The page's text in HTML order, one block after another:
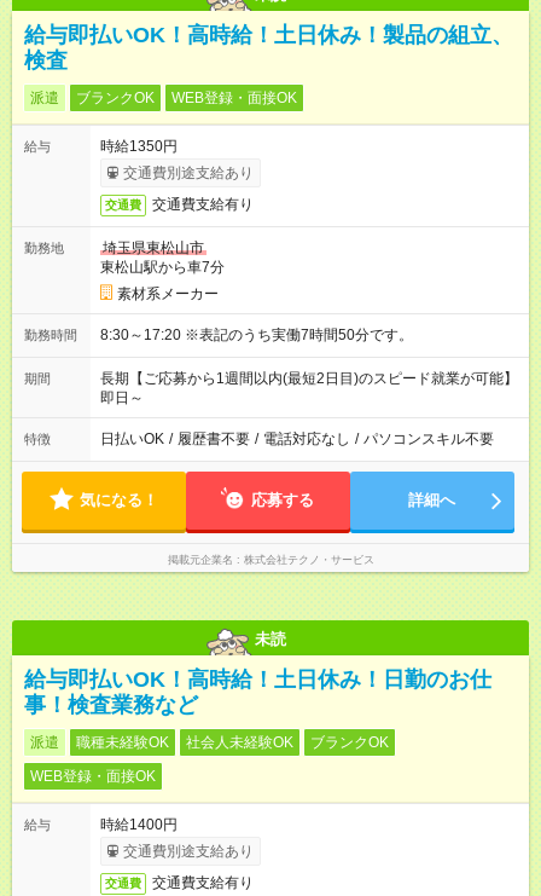
給与即払いOK！高時給！土日休み！製品の組立、
検査
派遣 ブランクOK WEB登録・面接OK
給与
時給1350円
交通費別途支給あり
交通費 交通費支給有り
勤務地
埼玉県東松山市
東松山駅から車7分
素材系メーカー
勤務時間 8:30～17:20 ※表記のうち実働7時間50分です。
期間
長期【ご応募から1週間以内(最短2日目)のスピード就業が可能】
即日～
特徴 日払いOK / 履歴書不要 / 電話対応なし / パソコンスキル不要
気になる！ 応募する 詳細へ
掲載元企業名 株式会社テクノ・サービス
未読
給与即払いOK！高時給！土日休み！日勤のお仕
事！検査業務など
派遣 職種未経験OK 社会人未経験OK
ブランクOK
WEB登録・面接OK
給与
時給1400円
交通費別途支給あり
交通費 交通費支給有り